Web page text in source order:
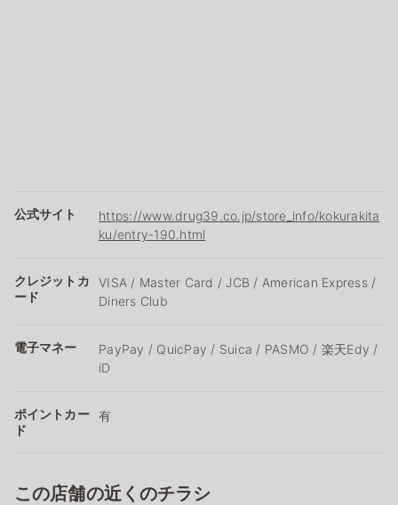
公式サイト
https://www.drug39.co.jp/store_info/kokurakita
ku/entry-190.html
クレジットカ
ード
VISA / Master Card / JCB / American Express /
Diners Club
電子マネー
PayPay / QuicPay / Suica / PASMO / 楽天Edy /
iD
ポイントカー
ド
有
この店舗の近くのチラシ